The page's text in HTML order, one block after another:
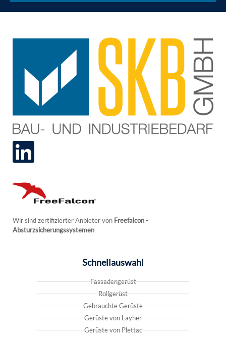
Wir sind zertifizierter Anbieter von Freefalcon-
Absturzsicherungssystemen
Schnellauswahl
Fassadengerüst
Rollgerüst
Gebrauchte Gerüste
Gerüste von Layher
Gerüste von Plettac